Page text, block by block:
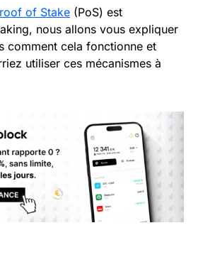
of Stake (PoS) est
nous allons vous expliquer
comment cela fonctionne et
utiliser ces mécanismes à